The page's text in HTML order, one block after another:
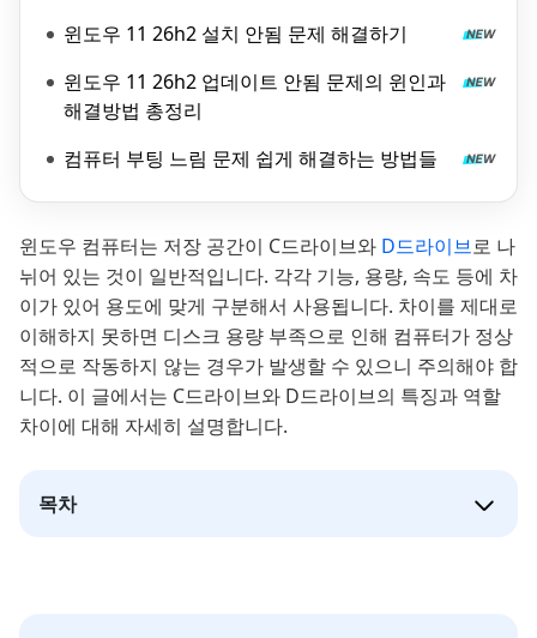
윈도우 11 26h2 설치 안됨 문제 해결하기
윈도우 11 26h2 업데이트 안됨 문제의 윈인과
해결방법 총정리
컴퓨터 부팅 느림 문제 쉽게 해결하는 방법들
윈도우 컴퓨터는 저장 공간이 C드라이브와 D드라이브로 나
뉘어 있는 것이 일반적입니다. 각각 기능, 용량, 속도 등에 차
이가 있어 용도에 맞게 구분해서 사용됩니다. 차이를 제대로
이해하지 못하면 디스크 용량 부족으로 인해 컴퓨터가 정상
적으로 작동하지 않는 경우가 발생할 수 있으니 주의해야 합
니다. 이 글에서는 C드라이브와 D드라이브의 특징과 역할
차이에 대해 자세히 설명합니다.
목차